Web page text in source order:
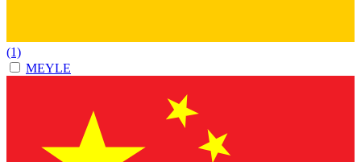
(1)
MEYLE